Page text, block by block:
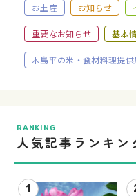
お土産 お知らせ
重要なお知らせ 基本
木島平の米・食材料理提供
RANKING
人気記事ランキン